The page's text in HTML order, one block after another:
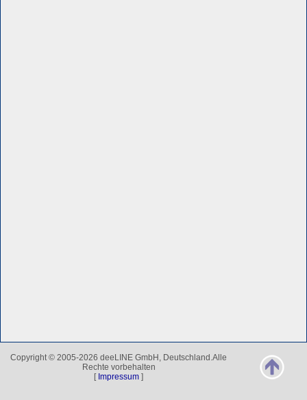
Copyright © 2005-2026 deeLINE GmbH, Deutschland.Alle
Rechte vorbehalten
[ Impressum ]